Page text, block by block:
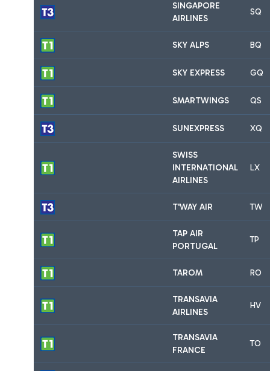
SINGAPORE
AIRLINES
SQ
SKY ALPS BQ
SKY EXPRESS GQ
SMARTWINGS QS
SUNEXPRESS XQ
SWISS
INTERNATIONAL
AIRLINES
LX
T'WAY AIR TW
TAP AIR
PORTUGAL
TP
TAROM RO
TRANSAVIA
AIRLINES
HV
TRANSAVIA
FRANCE
TO